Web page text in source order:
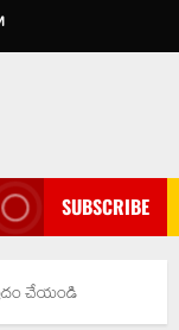
SUBSCRIBE
చేయండి